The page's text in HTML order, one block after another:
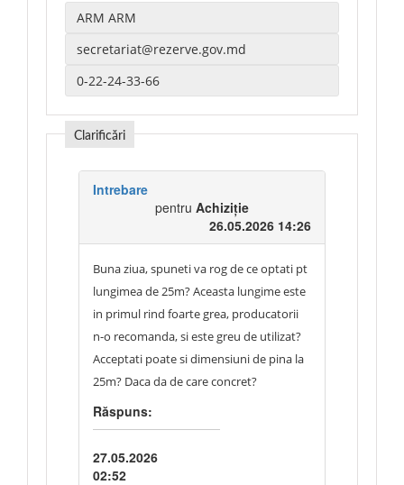
Clarificări
Intrebare
pentru Achiziție
26.05.2026 14:26
Buna ziua, spuneti va rog de ce optati pt
lungimea de 25m? Aceasta lungime este
in primul rind foarte grea, producatorii
n-o recomanda, si este greu de utilizat?
Acceptati poate si dimensiuni de pina la
25m? Daca da de care concret?
Răspuns:
27.05.2026
02:52